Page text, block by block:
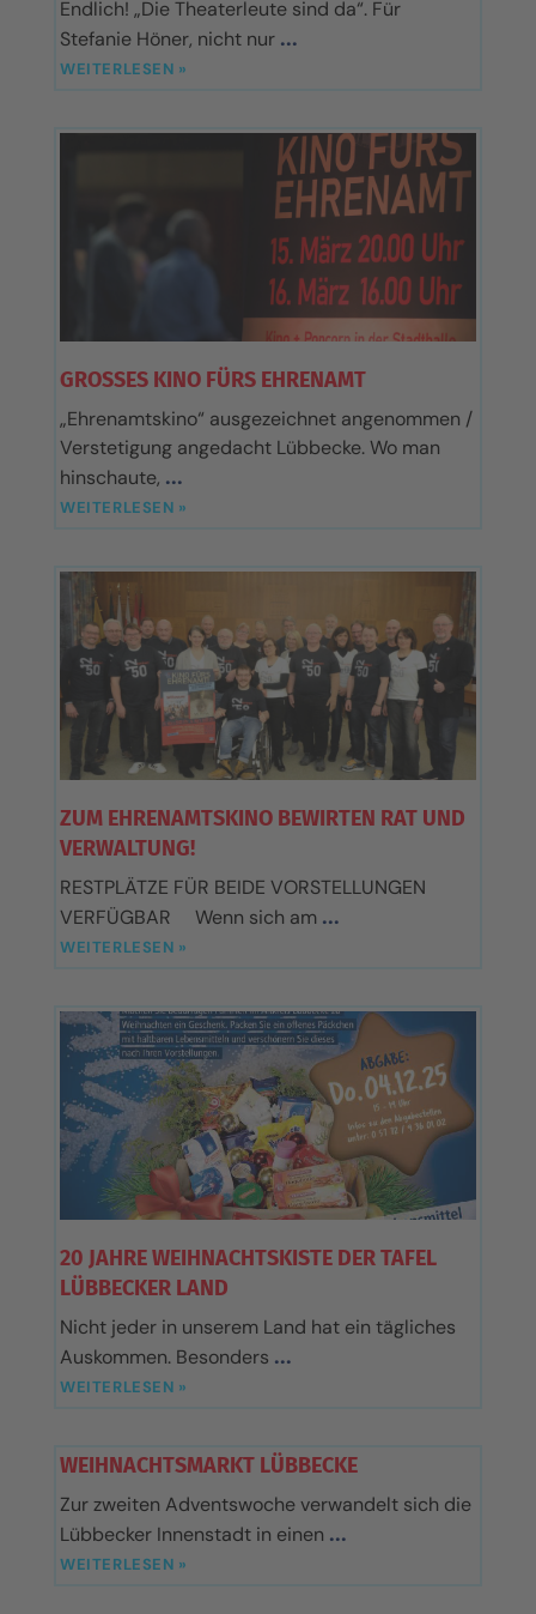
Endlich! „Die Theaterleute sind da“. Für
Stefanie Höner, nicht nur
WEITERLESEN »
GROSSES KINO FÜRS EHRENAMT
„Ehrenamtskino“ ausgezeichnet angenommen /
Verstetigung angedacht Lübbecke. Wo man
hinschaute,
WEITERLESEN »
ZUM EHRENAMTSKINO BEWIRTEN RAT UND
VERWALTUNG!
RESTPLÄTZE FÜR BEIDE VORSTELLUNGEN
VERFÜGBAR Wenn sich am
WEITERLESEN »
20 JAHRE WEIHNACHTSKISTE DER TAFEL
LÜBBECKER LAND
Nicht jeder in unserem Land hat ein tägliches
Auskommen. Besonders
WEITERLESEN »
WEIHNACHTSMARKT LÜBBECKE
Zur zweiten Adventswoche verwandelt sich die
Lübbecker Innenstadt in einen
WEITERLESEN »